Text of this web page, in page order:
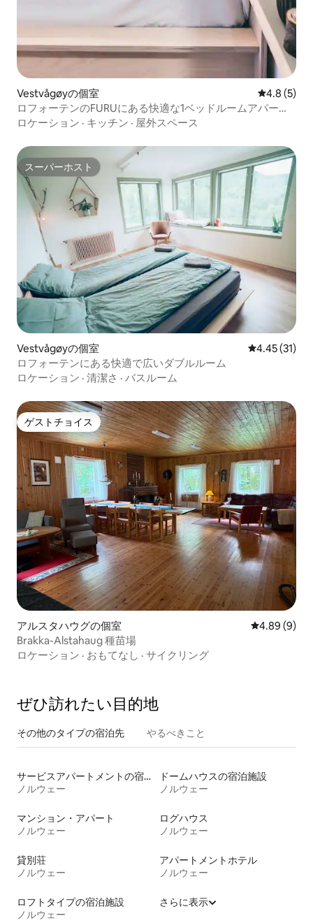
Vestvågøyの個室 レビュー5
4.8 (5)
ロフォーテンのFURUにある快適な1ベッドルームアパート
メント
ロケーション · キッチン · 屋外スペース
スーパーホスト
スーパーホスト
Vestvågøyの個室 レビュー31
4.45 (31)
ロフォーテンにある快適で広いダブルルーム
ロケーション · 清潔さ · バスルーム
ゲストチョイス
ゲストチョイス
アルスタハウグの個室 レビュー9件
4.89 (9)
Brakka-Alstahaug 種苗場
ロケーション · おもてなし · サイクリング
ぜひ訪⁠れ⁠た⁠い目⁠的⁠地
その他のタ⁠イ⁠プ⁠の宿⁠泊⁠先 やるべきこと
サービスアパートメントの宿泊施設
ノルウェー
ドームハウスの宿泊施設
ノルウェー
マンション・アパート
ノルウェー
ログハウス
ノルウェー
貸別荘
ノルウェー
アパートメントホテル
ノルウェー
ロフトタイプの宿泊施設
ノルウェー
さらに表示